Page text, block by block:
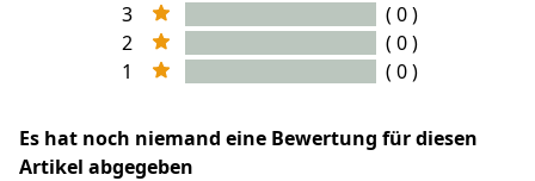
3
( 0 )
2
( 0 )
1
( 0 )
Es hat noch niemand eine Bewertung für diesen
Artikel abgegeben